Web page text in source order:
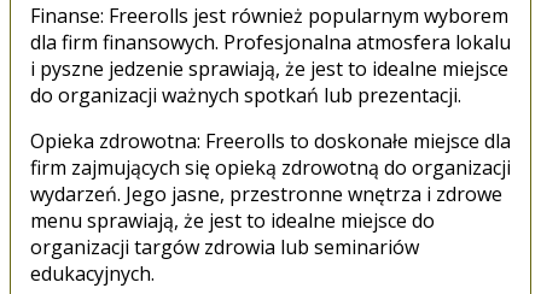
Finanse: Freerolls jest również popularnym wyborem
dla firm finansowych. Profesjonalna atmosfera lokalu
i pyszne jedzenie sprawiają, że jest to idealne miejsce
do organizacji ważnych spotkań lub prezentacji.
Opieka zdrowotna: Freerolls to doskonałe miejsce dla
firm zajmujących się opieką zdrowotną do organizacji
wydarzeń. Jego jasne, przestronne wnętrza i zdrowe
menu sprawiają, że jest to idealne miejsce do
organizacji targów zdrowia lub seminariów
edukacyjnych.